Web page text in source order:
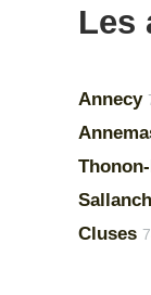
Les
Annecy
Cluses